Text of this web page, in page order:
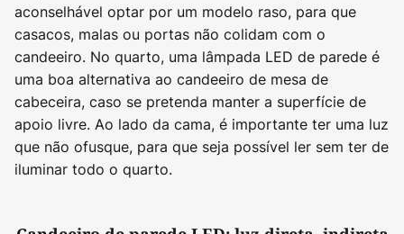
aconselhável optar por um modelo raso, para que
casacos, malas ou portas não colidam com o
candeeiro. No quarto, uma lâmpada LED de parede é
uma boa alternativa ao candeeiro de mesa de
cabeceira, caso se pretenda manter a superfície de
apoio livre. Ao lado da cama, é importante ter uma luz
que não ofusque, para que seja possível ler sem ter de
iluminar todo o quarto.